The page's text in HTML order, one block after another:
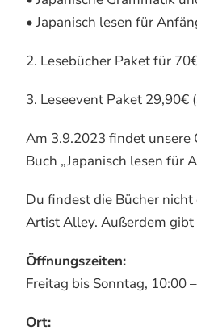
• Japanisch lesen für
2. Lesebücher Paket für
3. Leseevent Paket 29,90€
Am 3.9.2023 findet unsere
Buch „Japanisch lesen für
Du findest die Bücher
Artist Alley. Außerdem gibt
Öffnungszeiten:
Freitag bis Sonntag, 10:00
Ort: